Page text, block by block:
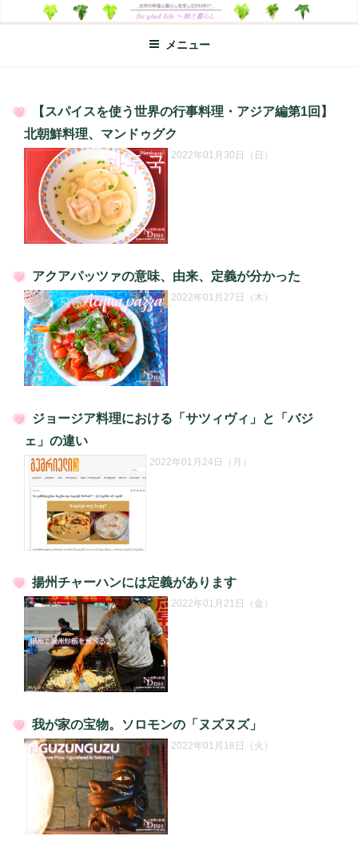
ン
ン
SO-GLAD LIFE～旅と暮らし
世界の料理のエッセイやレシピ、シンプルライフ、楽しい暮らしなどを
綴る、世界248か国を旅した松本あづさのDIARYです
メニュー
投
稿
【スパイスを使う世界の行事料理・アジア編第1回】
北朝鮮料理、マンドゥグク
2022年01月30日（日）
投
稿
日:
アクアパッツァの意味、由来、定義が分かった
2022年01月27日（木）
稿
日:
ジョージア料理における「サツィヴィ」と「バジ
ェ」の違い
2022年01月24日（月）
投
日:
揚州チャーハンには定義があります
2022年01月21日（金）
投
稿
我が家の宝物。ソロモンの「ヌズヌズ」
2022年01月18日（火）